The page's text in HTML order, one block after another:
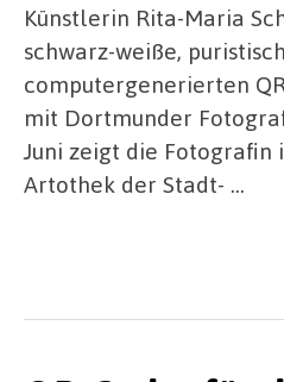
Künstlerin Rita-Maria
schwarz-weiße,
computergenerierten
mit Dortmunder
Juni zeigt die
Artothek der Stadt- …